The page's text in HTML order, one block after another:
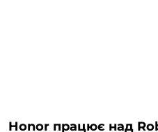
Honor працює над